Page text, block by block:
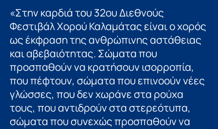
«Στην καρδιά του 32ου Διεθνούς
Φεστιβάλ Χορού Καλαμάτας είναι ο χορός
ως έκφραση της ανθρώπινης αστάθειας
και αβεβαιότητας. Σώματα που
προσπαθούν να κρατήσουν ισορροπία,
που πέφτουν, σώματα που επινοούν νέες
γλώσσες, που δεν χωράνε στα ρούχα
τους, που αντιδρούν στα στερεότυπα,
σώματα που συνεχώς προσπαθούν να